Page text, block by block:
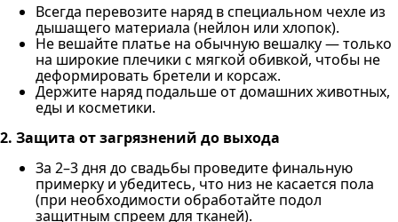
Всегда перевозите наряд в специальном чехле из
дышащего материала (нейлон или хлопок).
Не вешайте платье на обычную вешалку — только
на широкие плечики с мягкой обивкой, чтобы не
деформировать бретели и корсаж.
Держите наряд подальше от домашних животных,
еды и косметики.
2. Защита от загрязнений до выхода
За 2–3 дня до свадьбы проведите финальную
примерку и убедитесь, что низ не касается пола
(при необходимости обработайте подол
защитным спреем для тканей).